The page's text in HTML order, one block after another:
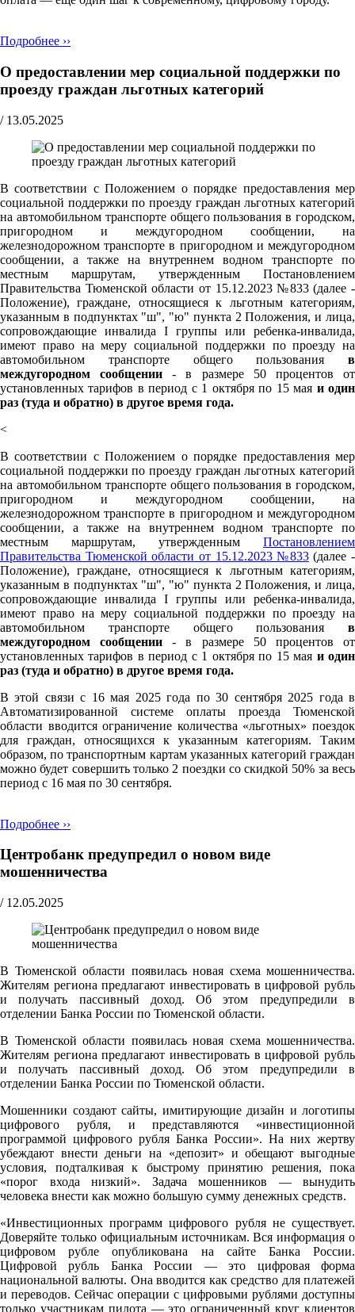
Подробнее ››
О предоставлении мер социальной поддержки по
проезду граждан льготных категорий
/ 13.05.2025
В соответствии с Положением о порядке предоставления мер
социальной поддержки по проезду граждан льготных категорий
на автомобильном транспорте общего пользования в городском,
пригородном и междугородном сообщении, на
железнодорожном транспорте в пригородном и междугородном
сообщении, а также на внутреннем водном транспорте по
местным маршрутам, утвержденным Постановлением
Правительства Тюменской области от 15.12.2023 №833 (далее -
Положение), граждане, относящиеся к льготным категориям,
указанным в подпунктах "ш", "ю" пункта 2 Положения, и лица,
сопровождающие инвалида I группы или ребенка-инвалида,
имеют право на меру социальной поддержки по проезду на
автомобильном транспорте общего пользования в
междугородном сообщении - в размере 50 процентов от
установленных тарифов в период с 1 октября по 15 мая и один
раз (туда и обратно) в другое время года.
<
В соответствии с Положением о порядке предоставления мер
социальной поддержки по проезду граждан льготных категорий
на автомобильном транспорте общего пользования в городском,
пригородном и междугородном сообщении, на
железнодорожном транспорте в пригородном и междугородном
сообщении, а также на внутреннем водном транспорте по
местным маршрутам, утвержденным Постановлением
Правительства Тюменской области от 15.12.2023 №833(далее -
Положение), граждане, относящиеся к льготным категориям,
указанным в подпунктах "ш", "ю" пункта 2 Положения, и лица,
сопровождающие инвалида I группы или ребенка-инвалида,
имеют право на меру социальной поддержки по проезду на
автомобильном транспорте общего пользования в
междугородном сообщении - в размере 50 процентов от
установленных тарифов в период с 1 октября по 15 мая и один
раз (туда и обратно) в другое время года.
В этой связи с 16 мая 2025 года по 30 сентября 2025 года в
Автоматизированной системе оплаты проезда Тюменской
области вводится ограничение количества «льготных» поездок
для граждан, относящихся к указанным категориям. Таким
образом, по транспортным картам указанных категорий граждан
можно будет совершить только 2 поездки со скидкой 50% за весь
период с 16 мая по 30 сентября.
Подробнее ››
Центробанк предупредил о новом виде
мошенничества
/ 12.05.2025
В Тюменской области появилась новая схема мошенничества.
Жителям региона предлагают инвестировать в цифровой рубль
и получать пассивный доход. Об этом предупредили в
отделении Банка России по Тюменской области.
В Тюменской области появилась новая схема мошенничества.
Жителям региона предлагают инвестировать в цифровой рубль
и получать пассивный доход. Об этом предупредили в
отделении Банка России по Тюменской области.
Мошенники создают сайты, имитирующие дизайн и логотипы
цифрового рубля, и представляются «инвестиционной
программой цифрового рубля Банка России». На них жертву
убеждают внести деньги на «депозит» и обещают выгодные
условия, подталкивая к быстрому принятию решения, пока
«порог входа низкий». Задача мошенников — вынудить
человека внести как можно большую сумму денежных средств.
«Инвестиционных программ цифрового рубля не существует.
Доверяйте только официальным источникам. Вся информация о
цифровом рубле опубликована на сайте Банка России.
Цифровой рубль Банка России — это цифровая форма
национальной валюты. Она вводится как средство для платежей
и переводов. Сейчас операции с цифровыми рублями доступны
только участникам пилота — это ограниченный круг клиентов